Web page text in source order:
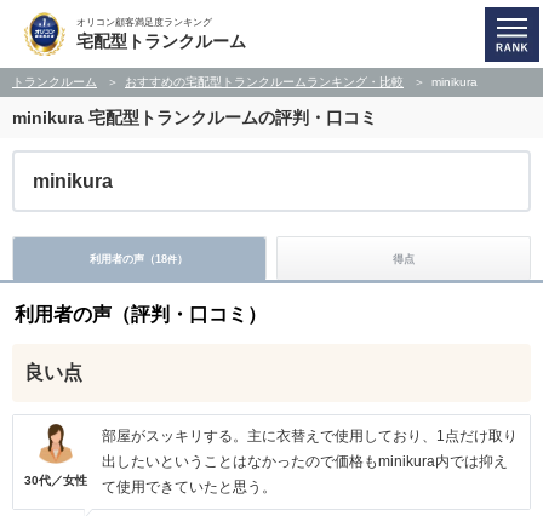
オリコン顧客満足度ランキング
宅配型トランクルーム
トランクルーム おすすめの宅配型トランクルームランキング・比較 minikura
minikura 宅配型トランクルームの評判・口コミ
minikura
利用者の声（18件） 得点
利用者の声（評判・口コミ）
良い点
30代／女性
部屋がスッキリする。主に衣替えで使用しており、1点だけ取り
出したいということはなかったので価格もminikura内では抑え
て使用できていたと思う。